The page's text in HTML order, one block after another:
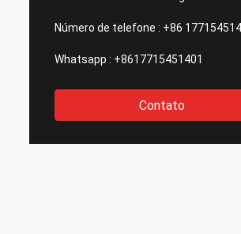
Número de telefone : +86
Whatsapp : +8617715451401
Contato